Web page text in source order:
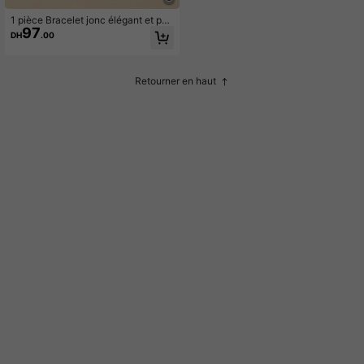
1 pièce Bracelet jonc élégant et per
sonnalisé pour femme en cuir artific
iel avec lettre dorée, bijou cadeau p
DH97.00
Retourner en haut